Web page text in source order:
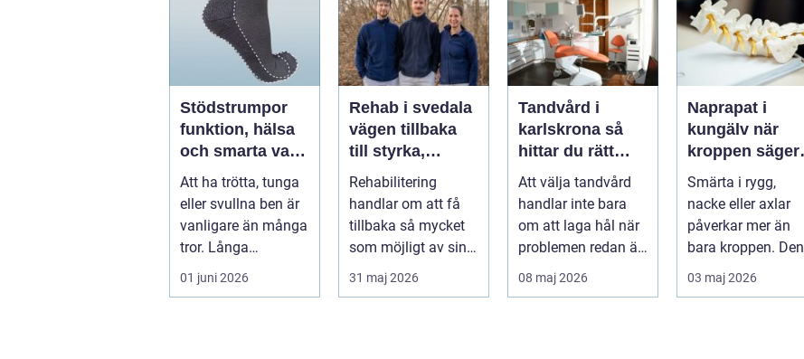
Stödstrumpor
funktion, hälsa
och smarta val i
vardagen
Att ha trötta, tunga
eller svullna ben är
vanligare än många
tror. Långa
arbetsdagar på
hårda golv, ...
01 juni 2026
Rehab i svedala
vägen tillbaka
till styrka,
balans och
vardag
Rehabilitering
handlar om att få
tillbaka så mycket
som möjligt av sin
funktion, energi och
trygghet...
31 maj 2026
Tandvård i
karlskrona så
hittar du rätt
klinik för
långsiktig
munhälsa
Att välja tandvård
handlar inte bara
om att laga hål när
problemen redan är
ett faktum. Det
handlar ...
08 maj 2026
Naprapat i
kungälv när
kroppen säger
ifrån
Smärta i rygg,
nacke eller axlar
påverkar mer än
bara kroppen. Den
tar energi,
koncentration och
03 maj 2026